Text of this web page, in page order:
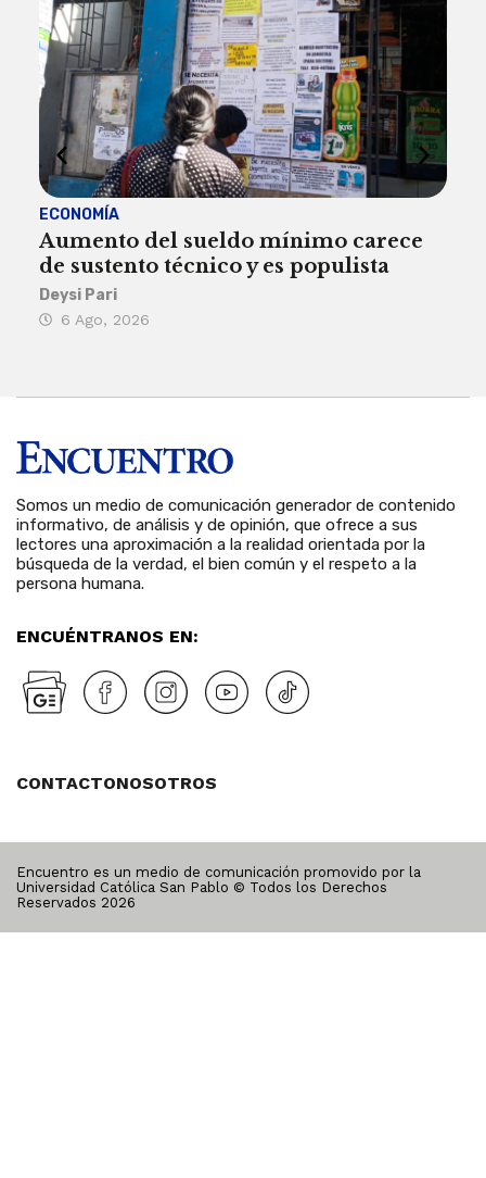
ECONOMÍA
Aumento del sueldo mínimo carece
de sustento técnico y es populista
Deysi Pari
6 Ago, 2026
Somos un medio de comunicación generador de contenido
informativo, de análisis y de opinión, que ofrece a sus
lectores una aproximación a la realidad orientada por la
búsqueda de la verdad, el bien común y el respeto a la
persona humana.
ENCUÉNTRANOS EN:
CONTACTONOSOTROS
Encuentro es un medio de comunicación promovido por la
Universidad Católica San Pablo © Todos los Derechos
Reservados 2026